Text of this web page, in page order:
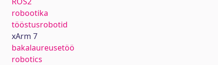
robootika
tööstusrobotid
xArm 7
bakalaureusetöö
robotics